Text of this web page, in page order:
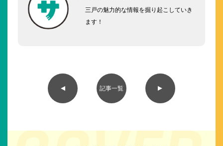
三戸の魅力的な情報を掘り起こしていき
ます！
▲ 記事一覧 ▲